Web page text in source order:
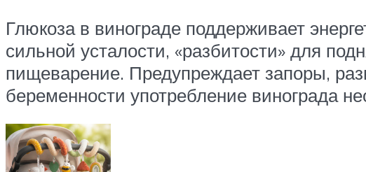
Глюкоза в винограде поддерживает
сильной усталости, «разбитости» для
пищеварение. Предупреждает запоры,
беременности употребление винограда